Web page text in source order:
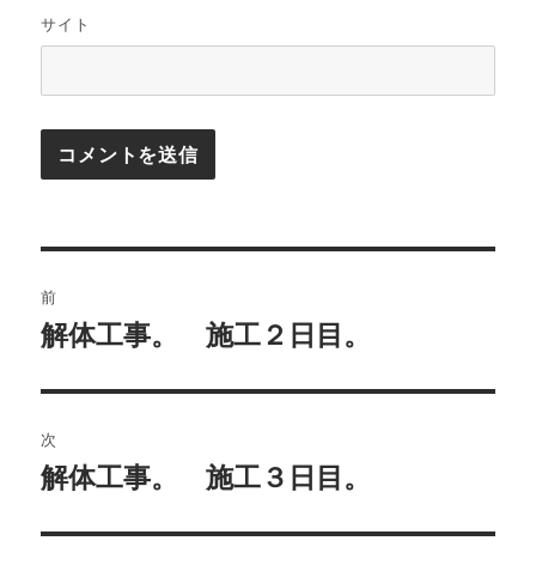
サイト
稿
ビ
ゲ
ー
前
前
投
稿:
解体工事。 施工２日目。
次
次
投
解体工事。 施工３日目。